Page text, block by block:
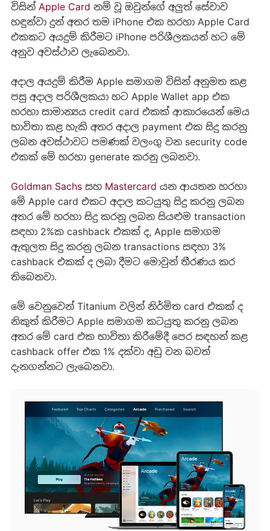
විසින් Apple Card නම් වූ ඔවුන්ගේ අලුත් සේවාව
හඳුන්වා දුන් අතර තම iPhone එක හරහා ‍Apple Card
එකකට අයදුම් කිරීමට iPhone පරිශීලකයන් හට මේ
අනුව අවස්ථාව ලැබෙනවා.
අදාල අයදුම් කිරීම Apple සමාගම විසින් අනුමත කළ
පසු අදාල පරිශීලකයා හට Apple Wallet app එක
හරහා සාමාන්‍යය credit card එකක් ආකාරයෙන් මෙය
භාවිතා කළ හැකි අතර අදාල payment එක සිදු කරනු
ලබන අවස්ථාවට පමණක් වලංගු වන security code
එකක් මේ හරහා generate කරනු ලබනවා.
Goldman Sachsසහ Mastercard යන ආයතන හරහා
මේ Apple card එකට අදාල කටයුතු සිදු කරනු ලබන
අතර මේ හරහා සිදු කරනු ලබන සියළුම transaction
සඳහා 2%ක cashback එකක් ද, Apple සමාගම
ඇතුලත සිදු කරනු ලබන transactions සඳහා 3%
cashback එකක් ද ලබා දීමට මොවුන් තීරණය කර
තිබෙනවා.
මේ වෙනුවෙන් Titanium වලින් නිර්මිත card එකක් ද
නිකුත් කිරීමට Apple සමාගම කටයුතු කරනු ලබන
අතර මේ card එක භාවිතා කිරීමේදී පෙර සඳහන් කළ
cashback offer එක 1% දක්වා අඩු වන බවත්
දැනගන්නට ලැබෙනවා.